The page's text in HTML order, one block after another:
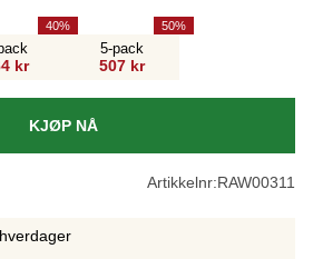
kr
40
5-pack
507 kr
50
KJØP NÅ
Artikkelnr:RAW00311